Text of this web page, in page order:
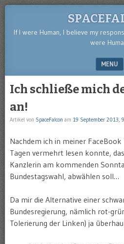
If I were Human, I believe my
were
MENU
Ich schließe mich
an!
Artikel von SpaceFalcon am 19 September 2013,
Nachdem ich in meiner
Tagen vermehrt lesen konnte,
Kanzlerin am kommenden
Bundestagswahl, abwählen soll…
Da mir die Alternative einer
Bundesregierung, nämlich rot-
Tolerierung der Linken) ja